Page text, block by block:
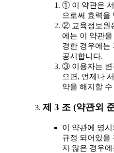
① 이 약관은
으로써 효력을
② 교육정보원
에는 이 약관
경한 경우에는
공시합니다.
③ 이용자는 변
으면, 언제나
약을 해지할
제 3 조 (약관외
이 약관에 명
규정 되어있을
지 않은 경우